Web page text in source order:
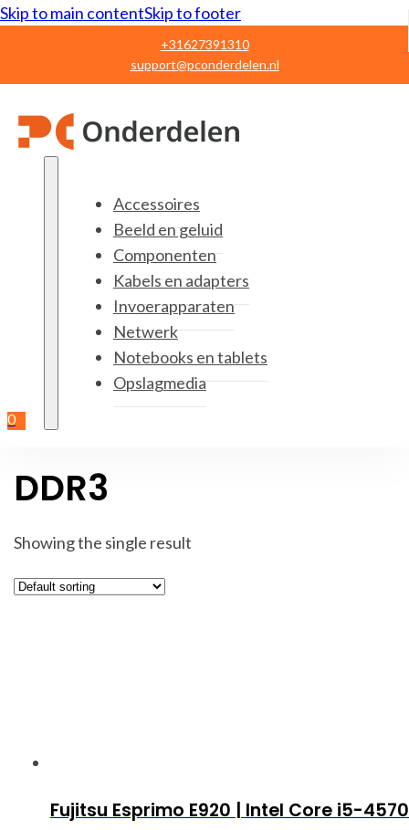
Skip to main contentSkip to footer
+31627391310
support@pconderdelen.nl
0
Accessoires
Beeld en geluid
Componenten
Kabels en adapters
Invoerapparaten
Netwerk
Notebooks en tablets
Opslagmedia
DDR3
Showing the single result
Fujitsu Esprimo E920 | Intel Core i5-